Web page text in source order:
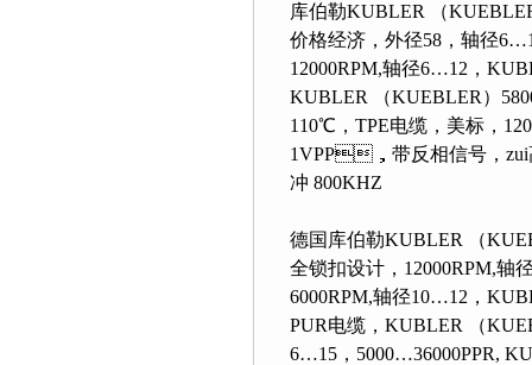
库伯勒KUBLER （
价格经济，外径58，轴
12000RPM,轴径6…12，
KUBLER （KUEBLER）5800
110℃，TPE电缆，美标
1VPP，带反相信号，zui
冲 800KHZ
德国库伯勒KUBLER （
全锁扣设计，12000RPM,轴
6000RPM,轴径10…12，
PUR电缆，KUBLER （
6…15，5000…36000PPR,